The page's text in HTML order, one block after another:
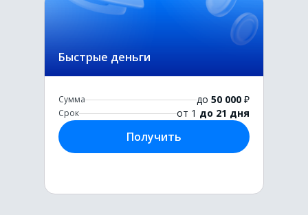
Быстрые деньги
Сумма до 50 000 ₽
Срок от 1 до 21 дня
Получить